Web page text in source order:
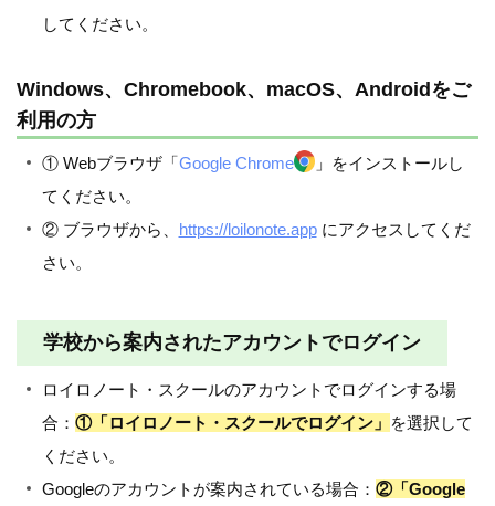
してください。
Windows、Chromebook、macOS、Androidをご
利用の方
① Webブラウザ「Google Chrome
」をインストールし
てください。
② ブラウザから、 https://loilonote.appにアクセスしてくだ
さい。
学校から案内されたアカウントでログイン
ロイロノート・スクールのアカウントでログインする場
合： ①「ロイロノート・スクールでログイン」 を選択して
ください。
Googleのアカウントが案内されている場合： ②「Google